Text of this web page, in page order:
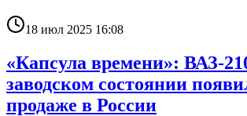
18 июл 2025 16:08
«Капсула времени»: ВАЗ-
заводском состоянии
продаже в России